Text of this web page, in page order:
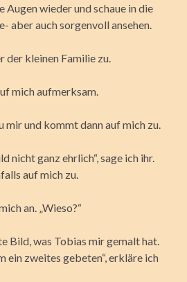
Augen wieder und schaue in die
aber auch sorgenvoll ansehen.
der kleinen Familie zu.
mich aufmerksam.
mir und kommt dann auf mich zu.
nicht ganz ehrlich“, sage ich ihr.
auf mich zu.
an. „Wieso?“
Bild, was Tobias mir gemalt hat.
ein zweites gebeten“, erkläre ich